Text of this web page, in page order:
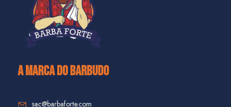
A MARCA DO BARBUDO
sac@barbaforte.com